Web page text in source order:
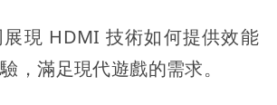
現 HDMI 技術如何提供效能
，滿足現代遊戲的需求。